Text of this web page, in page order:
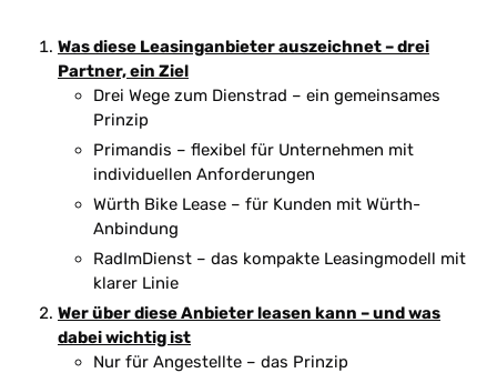
Was diese Leasinganbieter auszeichnet – drei
Partner, ein Ziel
Drei Wege zum Dienstrad – ein gemeinsames
Prinzip
Primandis – flexibel für Unternehmen mit
individuellen Anforderungen
Würth Bike Lease – für Kunden mit Würth-
Anbindung
RadImDienst – das kompakte Leasingmodell mit
klarer Linie
Wer über diese Anbieter leasen kann – und was
dabei wichtig ist
Nur für Angestellte – das Prinzip